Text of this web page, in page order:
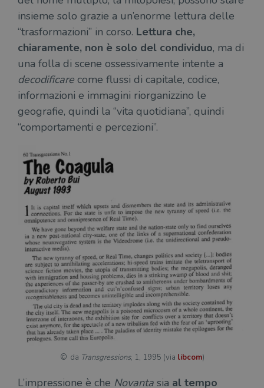
insieme solo grazie a un’enorme lettura delle
“trasformazioni” in corso. Lettura che,
chiaramente, non è solo del condividuo, ma di
una folla di scene ossessivamente intente a
decodificare come flussi di capitale, codice,
informazioni e immagini riorganizzino le
geografie, quindi la “vita quotidiana”, quindi
“comportamenti e percezioni”.
da Transgressions, 1, 1995 (via libcom)
L’impressione è che Novanta sia al tempo